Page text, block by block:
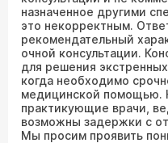
назначенное другими
это некорректным.
рекомендательный
очной консультации.
для решения
когда необходимо
медицинской помощью.
практикующие врачи,
возможны задержки с
Мы просим проявить